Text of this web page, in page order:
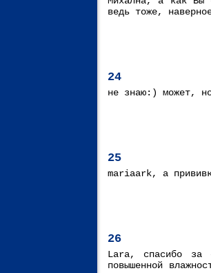
ведь тоже,
24
не знаю:) может,
25
mariaark, а
26
Lara, спасибо за
повышенной